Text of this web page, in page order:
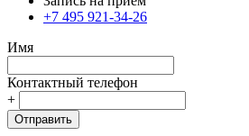
+7 495 921-34-26
Имя
Контактный телефон
+
Отправить